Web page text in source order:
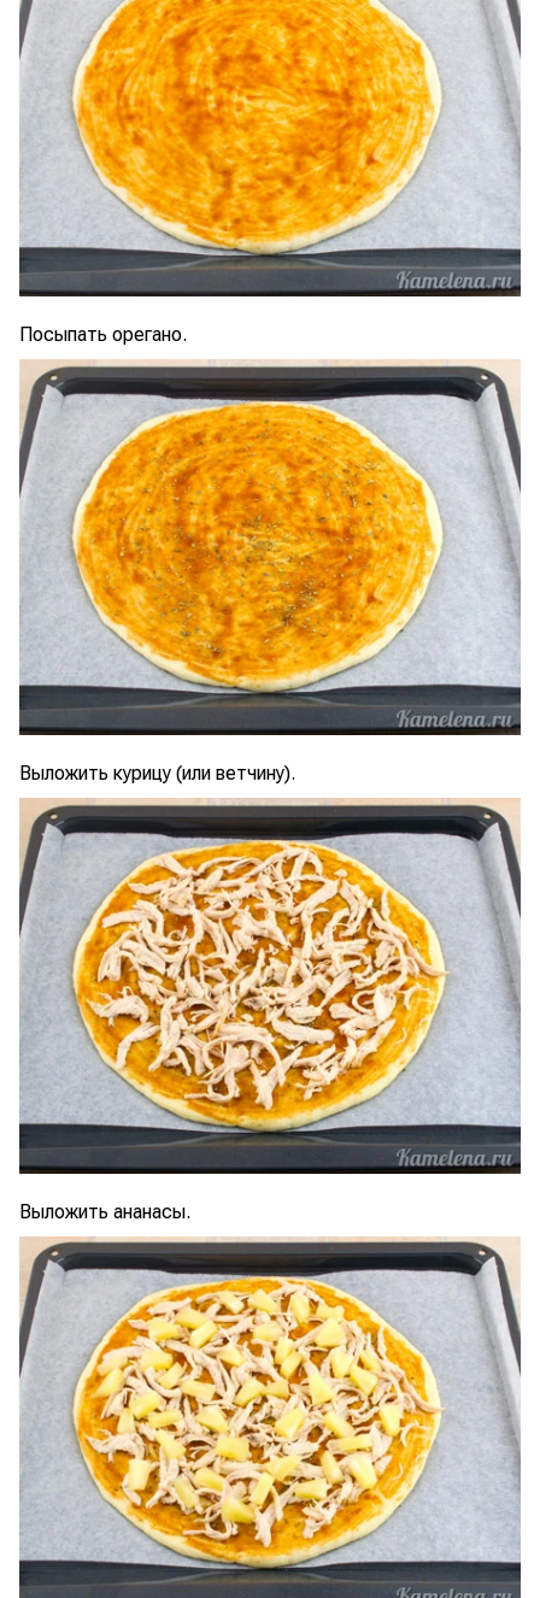
Посыпать орегано.
Выложить курицу (или ветчину).
Выложить ананасы.